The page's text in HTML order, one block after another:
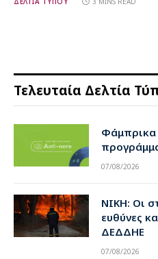
Τελευταία Δελτία
Φάμπρικα
07/08/2026
ΝΙΚΗ: Οι
ευθύνες
ΔΕΔΔΗΕ
07/08/2026